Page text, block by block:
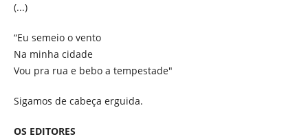
(...)
“Eu semeio o vento
Na minha cidade
Vou pra rua e bebo a tempestade"
Sigamos de cabeça erguida.
OS EDITORES